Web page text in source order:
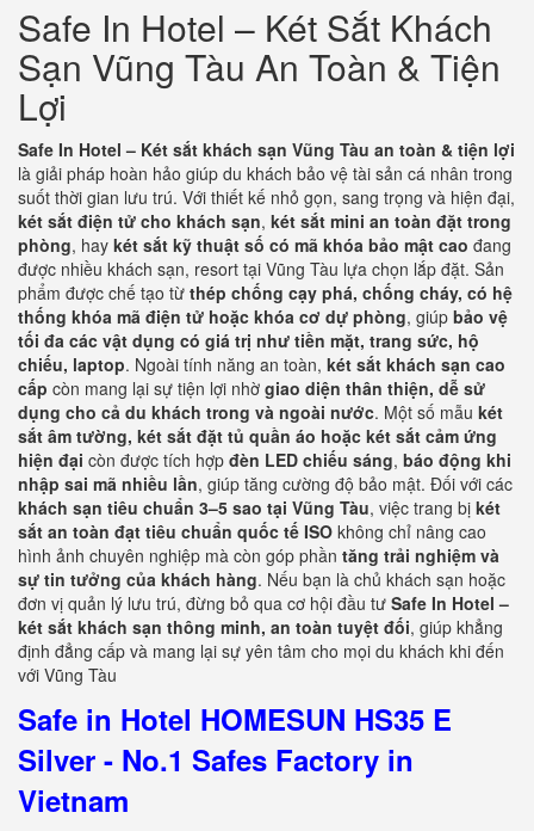
Safe In Hotel – Két Sắt Khách
Sạn Vũng Tàu An Toàn & Tiện
Lợi
Safe In Hotel – Két sắt khách sạn Vũng Tàu an toàn & tiện lợi
là giải pháp hoàn hảo giúp du khách bảo vệ tài sản cá nhân trong
suốt thời gian lưu trú. Với thiết kế nhỏ gọn, sang trọng và hiện đại,
két sắt điện tử cho khách sạn, két sắt mini an toàn đặt trong
phòng, hay két sắt kỹ thuật số có mã khóa bảo mật cao đang
được nhiều khách sạn, resort tại Vũng Tàu lựa chọn lắp đặt. Sản
phẩm được chế tạo từ thép chống cạy phá, chống cháy, có hệ
thống khóa mã điện tử hoặc khóa cơ dự phòng, giúp bảo vệ
tối đa các vật dụng có giá trị như tiền mặt, trang sức, hộ
chiếu, laptop. Ngoài tính năng an toàn, két sắt khách sạn cao
cấp còn mang lại sự tiện lợi nhờ giao diện thân thiện, dễ sử
dụng cho cả du khách trong và ngoài nước. Một số mẫu két
sắt âm tường, két sắt đặt tủ quần áo hoặc két sắt cảm ứng
hiện đại còn được tích hợp đèn LED chiếu sáng, báo động khi
nhập sai mã nhiều lần, giúp tăng cường độ bảo mật. Đối với các
khách sạn tiêu chuẩn 3–5 sao tại Vũng Tàu, việc trang bị két
sắt an toàn đạt tiêu chuẩn quốc tế ISO không chỉ nâng cao
hình ảnh chuyên nghiệp mà còn góp phần tăng trải nghiệm và
sự tin tưởng của khách hàng. Nếu bạn là chủ khách sạn hoặc
đơn vị quản lý lưu trú, đừng bỏ qua cơ hội đầu tư Safe In Hotel –
két sắt khách sạn thông minh, an toàn tuyệt đối, giúp khẳng
định đẳng cấp và mang lại sự yên tâm cho mọi du khách khi đến
với Vũng Tàu
Safe in Hotel HOMESUN HS35 E
Silver - No.1 Safes Factory in
Vietnam